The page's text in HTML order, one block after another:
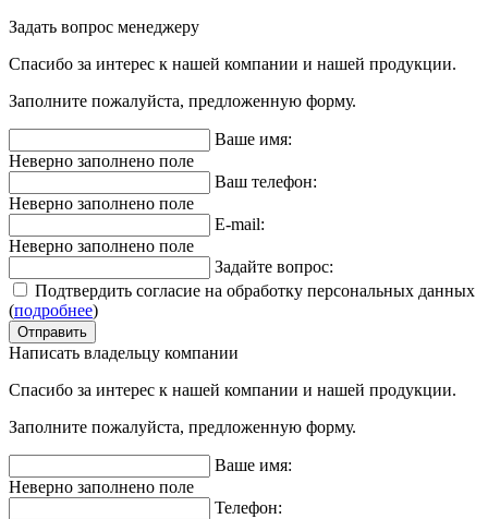
Задать вопрос менеджеру
Спасибо за интерес к нашей компании и нашей продукции.
Заполните пожалуйста, предложенную форму.
Ваше имя:
Неверно заполнено поле
Ваш телефон:
Неверно заполнено поле
E-mail:
Неверно заполнено поле
Задайте вопрос:
Подтвердить согласие на обработку персональных данных
(подробнее)
Написать владельцу компании
Спасибо за интерес к нашей компании и нашей продукции.
Заполните пожалуйста, предложенную форму.
Ваше имя:
Неверно заполнено поле
Телефон: